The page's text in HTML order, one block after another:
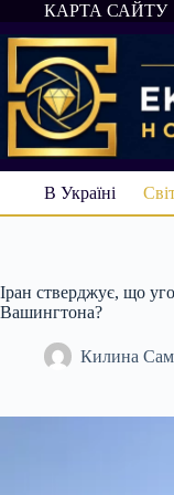
Перейти
до
вмісту
КАРТА САЙТУ
В Україні
Іран стверджує, що
Вашингтона?
Килина